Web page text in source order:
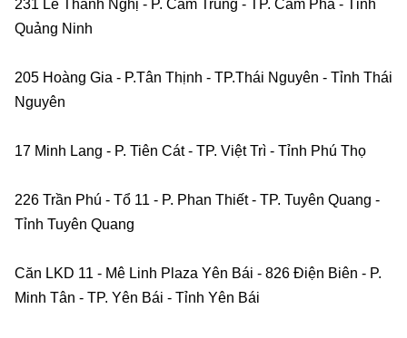
231 Lê Thanh Nghị - P. Cẩm Trung - TP. Cẩm Phả - Tỉnh
Quảng Ninh
205 Hoàng Gia - P.Tân Thịnh - TP.Thái Nguyên - Tỉnh Thái
Nguyên
17 Minh Lang - P. Tiên Cát - TP. Việt Trì - Tỉnh Phú Thọ
226 Trần Phú - Tổ 11 - P. Phan Thiết - TP. Tuyên Quang -
Tỉnh Tuyên Quang
Căn LKD 11 - Mê Linh Plaza Yên Bái - 826 Điện Biên - P.
Minh Tân - TP. Yên Bái - Tỉnh Yên Bái